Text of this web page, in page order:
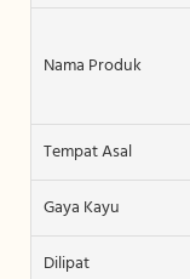
Nama Produk
Tempat Asal
Gaya Kayu
Dilipat